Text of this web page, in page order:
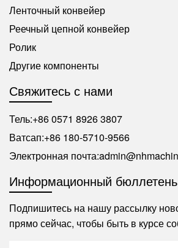
Ленточный конвейер
Реечный цепной конвейер
Ролик
Другие компоненты
Свяжитесь с нами
Тель:+86 0571 8926 3807
Ватсап:+86 180-5710-9566
Электронная почта:
Информационный бюллетень
Подпишитесь на нашу рассылку
прямо сейчас, чтобы быть в курсе